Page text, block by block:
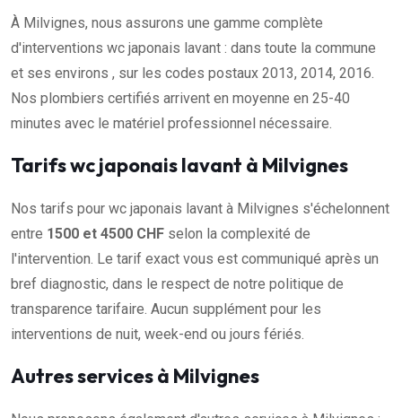
À Milvignes, nous assurons une gamme complète
d'interventions wc japonais lavant : dans toute la commune
et ses environs , sur les codes postaux 2013, 2014, 2016.
Nos plombiers certifiés arrivent en moyenne en 25-40
minutes avec le matériel professionnel nécessaire.
Tarifs wc japonais lavant à Milvignes
Nos tarifs pour wc japonais lavant à Milvignes s'échelonnent
entre 1500 et 4500 CHF selon la complexité de
l'intervention. Le tarif exact vous est communiqué après un
bref diagnostic, dans le respect de notre politique de
transparence tarifaire. Aucun supplément pour les
interventions de nuit, week-end ou jours fériés.
Autres services à Milvignes